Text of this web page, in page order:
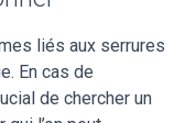
liés aux serrures
En cas de
de chercher un